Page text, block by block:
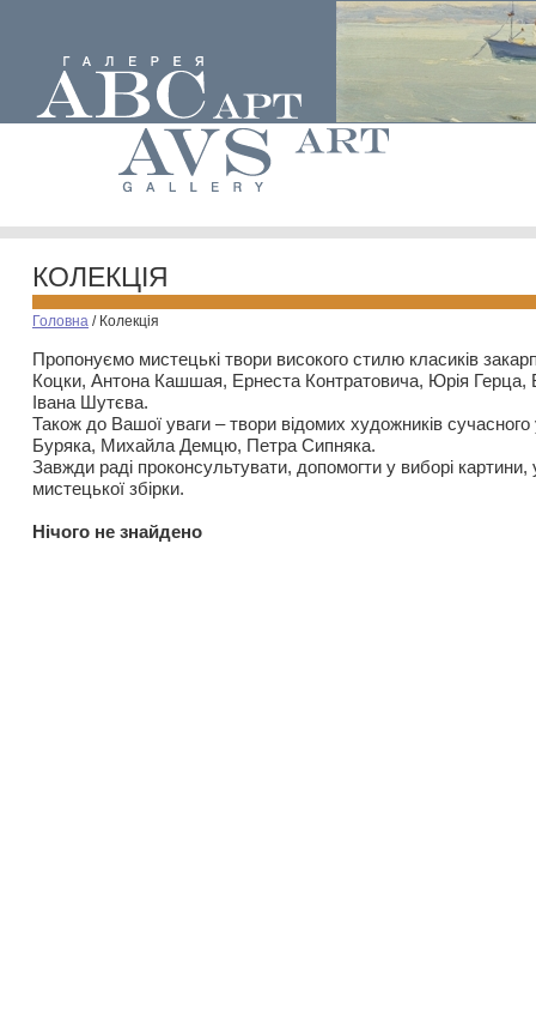
КОЛЕКЦІЯ
Головна / Колекція
Пропонуємо мистецькі твори високого стилю класиків
Коцки, Антона Кашшая, Ернеста Контратовича, Юрія
Івана Шутєва.
Також до Вашої уваги – твори відомих художників
Буряка, Михайла Демцю, Петра Сипняка.
Завжди раді проконсультувати, допомогти у виборі картини,
мистецької збірки.
Нiчого не знайдено